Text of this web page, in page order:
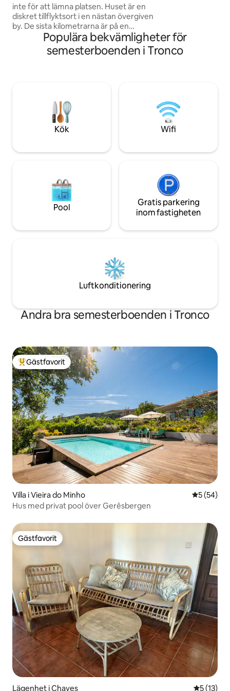
inte för att lämna platsen. Huset är en
diskret tillflyktsort i en nästan övergiven
by. De sista kilometrarna är på en
grusväg men tillgängliga för alla bilar. Om
du är ute efter semesteranläggningar,
boka inte. Om du är ute efter verklig
Parkering för två bilar, eluttag utomhus
och altan med pool 5G Internet
Hundvänligt
begäran.
Populära bekvämligheter för
semesterboenden i Tronco
Kök Wifi
Pool
Gratis parkering
inom fastigheten
Luftkonditionering
Andra bra semesterboenden i Tronco
Populär gästfavorit
Gästfavorit
Villa i Vieira do Minho 5 av 5 i
5 (54)
Hus med privat pool över Gerêsbergen
Gästfavorit
Gästfavorit
Lägenhet i Chaves 5 av 5 i
5 (13)